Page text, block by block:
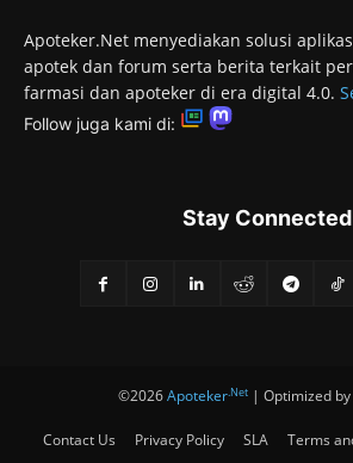
Apoteker.Net menyediakan solusi
apotek dan forum serta berita terkait
farmasi dan apoteker di era digital 4.0.
Follow juga kami di:
Stay Connected
©2026Apoteker.Net| Optimized by
Contact Us Privacy Policy SLA Terms